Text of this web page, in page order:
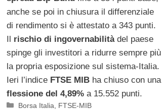
anche se poi in chiusura il differenziale
di rendimento si è attestato a 343 punti.
Il rischio di ingovernabilità del paese
spinge gli investitori a ridurre sempre più
la propria esposizione sul sistema-Italia.
Ieri l’indice FTSE MIB ha chiuso con una
flessione del 4,89%a 15.552 punti.
Categorie
Borsa Italia
FTSE-MIB